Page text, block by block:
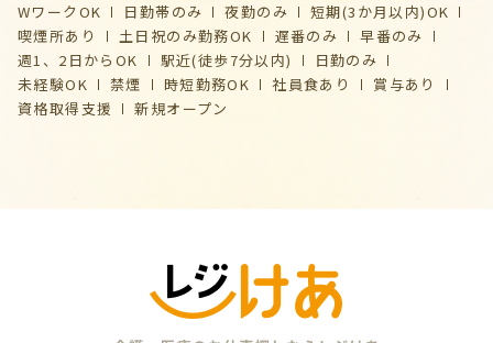
WワークOK
日勤帯のみ 夜勤のみ
短期(3か月以内)OK
喫煙所あり
土日祝のみ勤務OK 遅番のみ
早番のみ
週1、2日からOK
駅近(徒歩7分以内)
日勤のみ
未経験OK
禁煙 時短勤務OK 社員食あり
賞与あり
資格取得支援
新規オープン